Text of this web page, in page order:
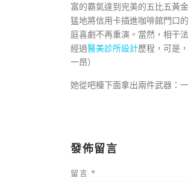
富的霸氣達到完美的五比五黃
猛地將信用卡插進咖啡館門口
庭喜劇不再重演。當然，相干
經過醫美診所設計歷程，可是
一昂）
她從吧檯下面拿出兩件武器：
發佈留言
留言 *